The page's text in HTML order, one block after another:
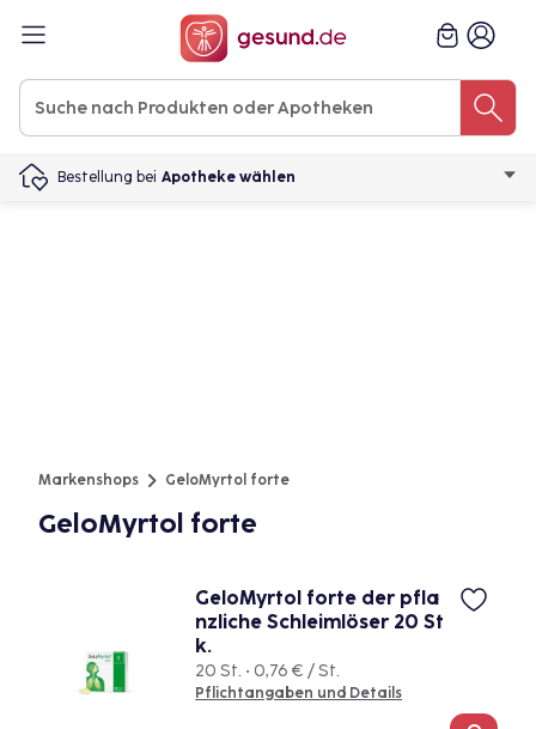
Bestellung bei Apotheke wählen
Markenshops GeloMyrtol forte
GeloMyrtol forte
GeloMyrtol forte der pfla
nzliche Schleimlöser 20 St
k.
20 St. • 0,76 € / St.
Pflichtangaben und Details